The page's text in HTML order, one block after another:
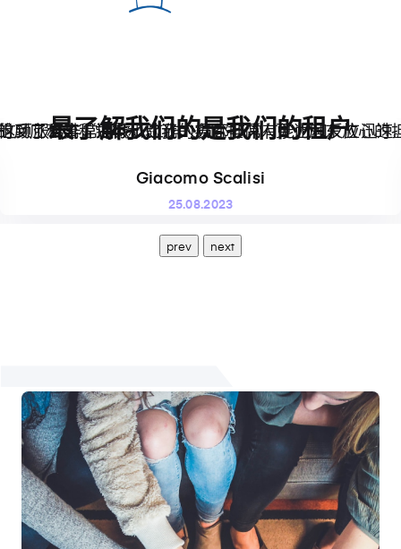
最了解我们的是我们的租户
反应和流程进行和验证。
了公寓，提供了比我的实际担保人更让房东放心的
这项服务非常高效，工作人员都非常有能力和反应迅
Giacomo Scalisi
25.08.2023
prev next